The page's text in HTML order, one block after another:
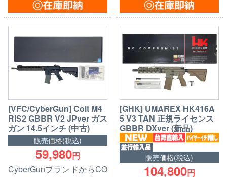
[VFC/CyberGun] Colt M4
RIS2 GBBR V2 JPver ガス
ガン 14.5インチ (中古)
販売価格(税込)
59,980円
CyberGunブランドからCO
[GHK] UMAREX HK416A
5 V3 TAN 正規ライセンス
GBBR DXver (新品)
販売価格(税込)
104,800円